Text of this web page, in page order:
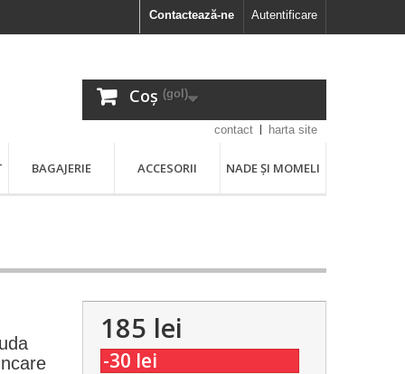
Autentificare
Contactează-ne
Coș (gol)
contact harta site
BAGAJERIE ACCESORII NADE ȘI MOMELI
185 lei
-30 lei